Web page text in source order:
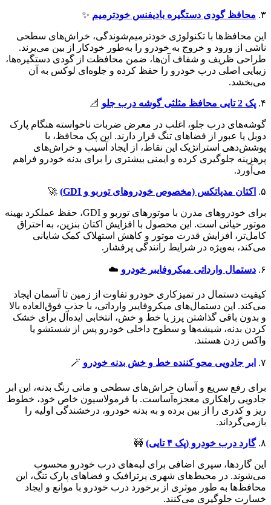
۳. محافظ گودی دستگیره بادیفنس خودترمیم ✨
این محافظ‌ها با تکنولوژی خودترمیم‌شوندگی، خراش‌های سطحی
ناشی از ورود و خروج به خودرو را به‌طور خودکار از بین می‌برند.
طراحی ظریف و شفاف آن‌ها، ضمن محافظت از گودی دستگیره‌ها،
زیبایی اصلی درب خودرو را حفظ کرده و جلوه‌ای لوکس به آن
می‌بخشد.
۴. پک 2 تایی محافظ مثلثی گوشه درب جلو 📐
گوشه‌های درب جلو، اغلب در معرض ضربات ناخواسته هنگام پارک
دوبل یا عبور از فضاهای تنگ قرار دارند. این پک محافظ، با
پوشش‌دهی استراتژیک این نقاط، از ایجاد آسیب و خراش‌های
پرهزینه جلوگیری کرده و ایمنی بیشتری را برای بدنه خودرو فراهم
می‌آورد.
۵. اکتان مدپاتکس (مخصوص خودروهای توربو و GDI) 🚀
برای خودروهای مدرن با موتورهای توربو و GDI، حفظ عملکرد بهینه
موتور حیاتی است. این محصول با افزایش اکتان بنزین، به احتراق
کامل‌تر، افزایش قدرت موتور و کاهش استهلاک کمک شایانی
می‌کند، به‌ویژه در شرایط رانندگی پرفشار.
۶. دستمال وارداتی میکروفایبر خودرو ☁️
کیفیت دستمال در تمیزکاری خودرو تفاوت از زمین تا آسمان ایجاد
می‌کند. این دستمال‌های میکروفایبر وارداتی، با جذب فوق‌العاده بالا
و بدون باقی گذاشتن پرز یا خط و خش، انتخابی ایده‌آل برای خشک
کردن بدنه، شیشه‌ها و سطوح داخلی خودرو پس از شستشو یا
واکس زدن هستند.
۷. ابر جادویی محو کننده خط و خش بدنه خودرو
برای رفع سریع و آسان خراش‌های سطحی و ماتی رنگ بدنه، این ابر
جادویی راهکاری معجزه‌آساست. با فرمولاسیون خاص خود، خطوط
ریز و کدری را از بین برده و به بدنه خودرو، درخشندگی اولیه را
بازمی‌گرداند.
۸. گارد درب خودرو (پک ۴ تایی) 🚧
این گاردها، سپری اضافی برای لبه‌های درب خودرو محسوب
می‌شوند. در محیط‌های شهری پرترافیک و فضاهای پارک تنگ، این
محافظ‌ها به طور موثری از برخورد درب خودرو با موانع و ایجاد
خسارت جلوگیری می‌کنند.